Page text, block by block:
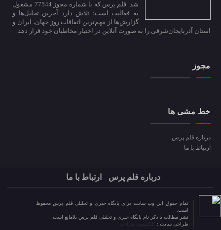
شد. قلم پرس که با شماره مجوز 77544 مشغول
به فعالیت است؛ تلاش دارد آخرین تحلیل‌ها و
گزارش‌ها از مهم‌ترین اتفاقات روز جهان، ایران و
استان آذربایجان‌شرقی را به صورت آنلاین در اختیار مخاطبان خود قرار دهد.
مجوز
خط مشی ها
درباره قلم پرس
ارتباط با ما
درباره قلم پرس ارتباط با ما
تمام حقوق این وب سایت برای پایگاه خبری و تحلیلی قلم پرس محفوظ
است.
نشر مطالب با ذکر نام پایگاه خبری و تحلیلی قلم پرس بلامانع است.
طراحی سایت :